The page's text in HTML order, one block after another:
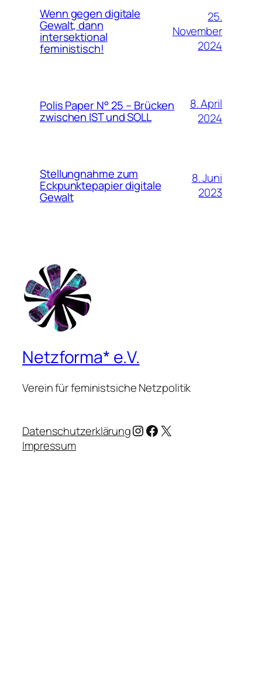
Wenn gegen digitale
Gewalt, dann
intersektional
feministisch!
25.
November
2024
Polis Paper N° 25 – Brücken
zwischen IST und SOLL
8. April
2024
Stellungnahme zum
Eckpunktepapier digitale
Gewalt
8. Juni
2023
Netzforma* e.V.
Verein für feministsiche Netzpolitik
Datenschutzerklärung
Impressum
Instagram
Facebook
X